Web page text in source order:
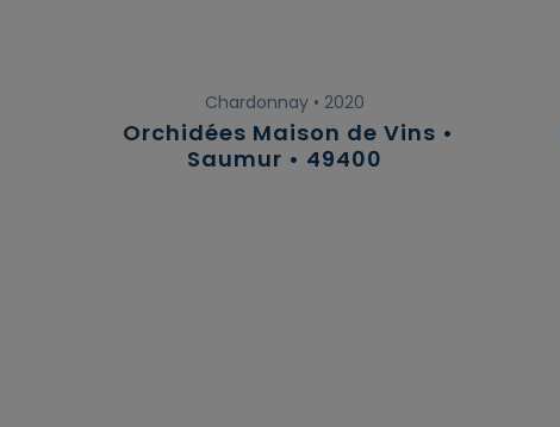
Chardonnay • 2020
Orchidées Maison de Vins •
Saumur • 49400